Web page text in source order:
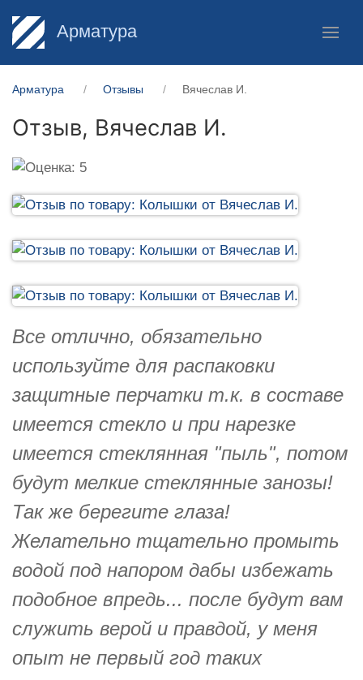
Арматура
Арматура Отзывы Вячеслав И.
Отзыв, Вячеслав И.
Все отлично, обязательно
используйте для распаковки
защитные перчатки т.к. в составе
имеется стекло и при нарезке
имеется стеклянная "пыль", потом
будут мелкие стеклянные занозы!
Так же берегите глаза!
Желательно тщательно промыть
водой под напором дабы избежать
подобное впредь... после будут вам
служить верой и правдой, у меня
опыт не первый год таких